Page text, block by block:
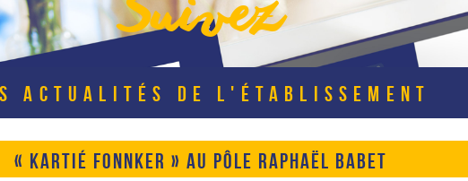
Suivez
ACTUALITÉS DE L'ÉTABLISSEMENT
« KARTIÉ FONNKER » AU PÔLE RAPHAËL BABET